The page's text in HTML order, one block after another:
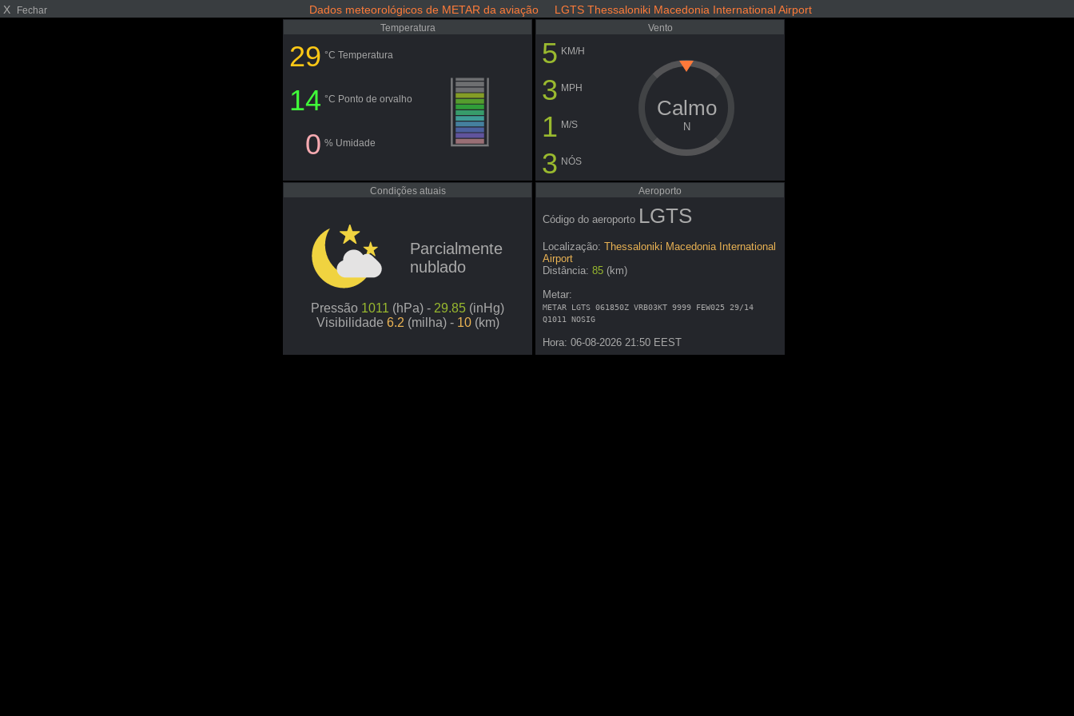
X Fechar Dados meteorológicos de METAR da aviação LGTS Thessaloniki Macedonia International Airport
Temperatura
29 °C Temperatura
14 °C Ponto de orvalho
0 % Umidade
Vento
5 KM/H
3 MPH
1 M/S
3 NÓS
Calmo
N
Condições atuais
Parcialmente
nublado
Pressão 1011 (hPa) - 29.85 (inHg)
Visibilidade 6.2 (milha) - 10 (km)
Aeroporto
Código do aeroporto LGTS
Localização: Thessaloniki Macedonia International
Airport
Distância: 85 (km)
Metar:
METAR LGTS 061850Z VRB03KT 9999 FEW025 29/14
Q1011 NOSIG
Hora: 06-08-2026 21:50 EEST